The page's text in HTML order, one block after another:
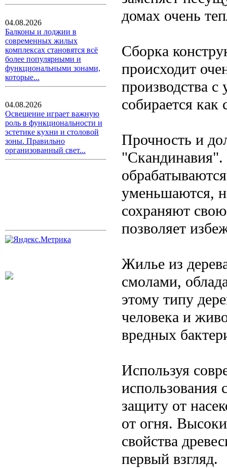
04.08.2026
Балконы и лоджии в
современных жилых
комплексах становятся всё
более популярными и
функциональными зонами,
которые...
04.08.2026
Освещение играет важную
роль в функциональности и
эстетике кухни и столовой
зоны. Правильно
организованный свет...
домах очень
Сборка
происходит
производства
собирается
Прочность и
уменьшаются,
сохраняют
позволяет
Жилье из
смолами,
этому типу
человека и
вредных
Используя
использования
защиту от
от огня.
свойства
первый взгляд.